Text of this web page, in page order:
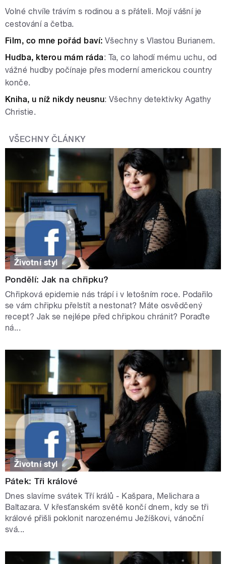
Volné chvíle trávím s rodinou a s přáteli. Mojí vášní je
cestování a četba.
Film, co mne pořád baví: Všechny s Vlastou Burianem.
Hudba, kterou mám ráda: Ta, co lahodí mému uchu, od
vážné hudby počínaje přes moderní americkou country
konče.
Kniha, u níž nikdy neusnu: Všechny detektivky Agathy
Christie.
VŠECHNY ČLÁNKY
Životní styl
Pondělí: Jak na chřipku?
Chřipková epidemie nás trápí i v letošním roce. Podařilo
se vám chřipku přelstít a nestonat? Máte osvědčený
recept? Jak se nejlépe před chřipkou chránit? Poraďte
ná...
Životní styl
Pátek: Tři králové
Dnes slavíme svátek Tří králů ‒ Kašpara, Melichara a
Baltazara. V křesťanském světě končí dnem, kdy se tři
králové přišli poklonit narozenému Ježíškovi, vánoční
svá...